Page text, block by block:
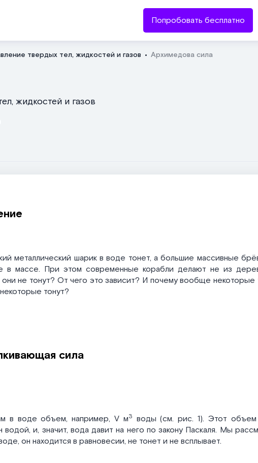
Попробовать бесплатно
твердых тел, жидкостей и газов Архимедова сила
жидкостей и газов
металлический шарик в воде тонет, а большие массивные
в массе. При этом современные корабли делают не из
не тонут? От чего это зависит? И почему вообще некоторые
некоторые тонут?
сила
в воде объем, например, V м3 воды (см. рис. 1). Этот
водой, и, значит, вода давит на него по закону Паскаля. Мы
он находится в равновесии, не тонет и не всплывает.